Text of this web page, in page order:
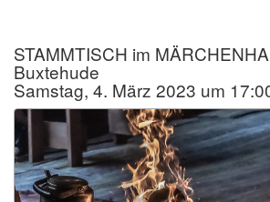
STAMMTISCH im
Buxtehude
Samstag, 4. März 2023 um